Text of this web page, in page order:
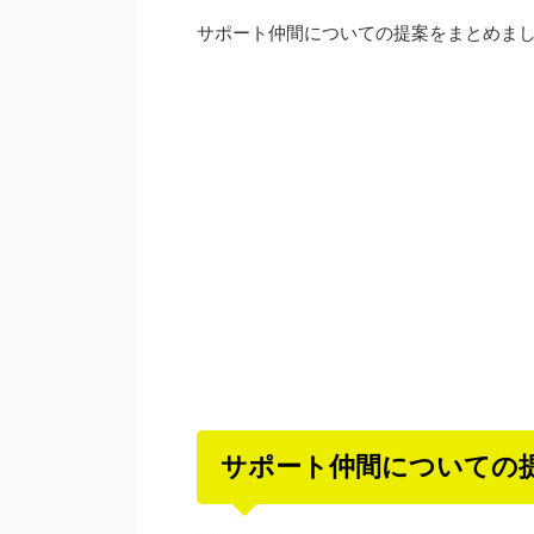
サポート仲間についての提案をまとめま
サポート仲間についての